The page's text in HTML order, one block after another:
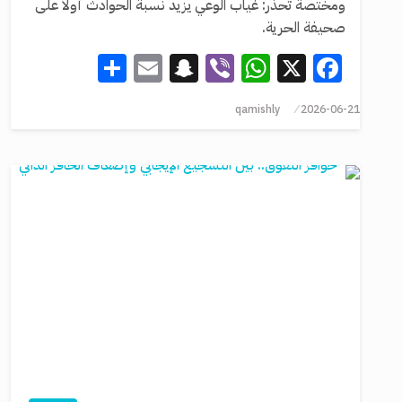
ومختصة تحذر: غياب الوعي يزيد نسبة الحوادث أولاً على
صحيفة الحرية.
Facebook
X
WhatsApp
Viber
Snapchat
Email
2026-06-21
qamishly